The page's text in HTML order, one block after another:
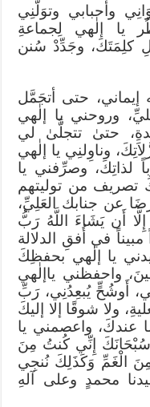
وأحبابي وتوَلَّنِي
يا إلٰهي لِجماعةِ
كلِمَتَكَ، وجَدِّدْ سُنن
حتى أتجَمَّل
وروحني يا إلٰهي
حتىٰ تتجلَّىٰ لي
وناوِلنِي يا إلٰهي
لذاتِكَ، وصرِّفني يا
تصريف من توليتهم
عن جنابك العَلِيِّ،
أَن يَشَاءَ اللَّهُ رَبُّ
في أُفقِ الدلالة
يا إلٰهي بحفظِكَ
واحفظني ياإلٰهي
أَوشُحٍّ يُبعِدُنِي، رَبِّ
ولا شوقًا إلا إليكَ
عندكَ، واعصمني يا
سُبْحَانَكَ إِنِّي كُنتُ مِنَ
مِنَ الْغَمِّ وَكَذَلِكَ نُنجِي
محمدٍ وعلى آلهِ